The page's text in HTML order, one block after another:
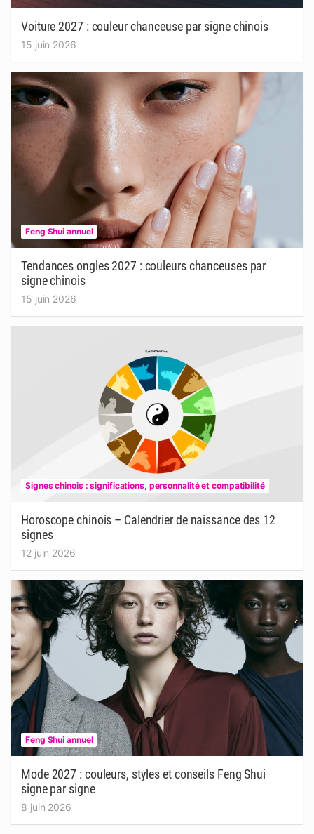
Voiture 2027 : couleur chanceuse par signe chinois
15 juin 2026
Feng Shui annuel
Tendances ongles 2027 : couleurs chanceuses par
signe chinois
15 juin 2026
Signes chinois : significations, personnalité et compatibilité
Horoscope chinois – Calendrier de naissance des 12
signes
12 juin 2026
Feng Shui annuel
Mode 2027 : couleurs, styles et conseils Feng Shui
signe par signe
8 juin 2026